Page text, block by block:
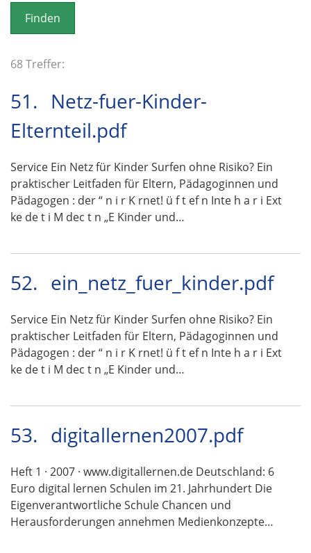
o
n
68 Treffer:
51. Netz-fuer-Kinder-
Elternteil.pdf
Service Ein Netz für Kinder Surfen ohne Risiko? Ein
praktischer Leitfaden für Eltern, Pädagoginnen und
Pädagogen : der “ n i r K rnet! ü f t ef n Inte h a r i Ext
ke de t i M dec t n „E Kinder und…
52. ein_netz_fuer_kinder.pdf
Service Ein Netz für Kinder Surfen ohne Risiko? Ein
praktischer Leitfaden für Eltern, Pädagoginnen und
Pädagogen : der “ n i r K rnet! ü f t ef n Inte h a r i Ext
ke de t i M dec t n „E Kinder und…
53. digitallernen2007.pdf
Heft 1 · 2007 · www.digitallernen.de Deutschland: 6
Euro digital lernen Schulen im 21. Jahrhundert Die
Eigenverantwortliche Schule Chancen und
Herausforderungen annehmen Medienkonzepte…